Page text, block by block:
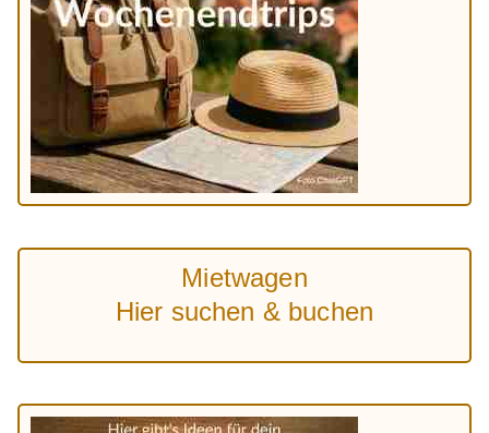
Mietwagen
Hier suchen & buchen